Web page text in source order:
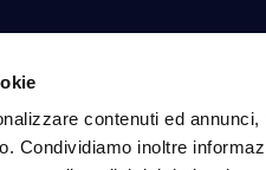
contenuti ed
Condividiamo inoltre
Il tuo account
Ordini
Dati personali